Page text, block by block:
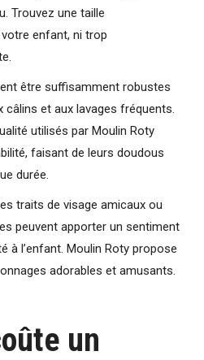
Trouvez une taille
enfant, ni trop
être suffisamment robustes
câlins et aux lavages fréquents.
utilisés par Moulin Roty
faisant de leurs doudous
durée.
traits de visage amicaux ou
peuvent apporter un sentiment
à l’enfant. Moulin Roty propose
adorables et amusants.
un